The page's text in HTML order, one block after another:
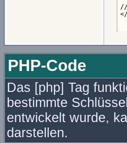
PHP-Code
Das [php] Tag
bestimmte
entwickelt wurde,
darstellen.